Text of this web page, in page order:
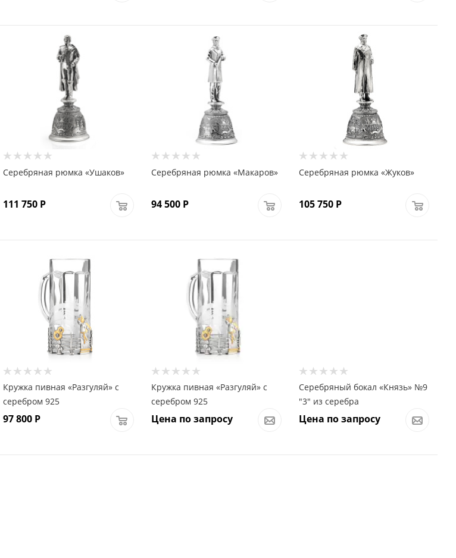
Серебряная рюмка «Ушаков»
111 750 Р
Серебряная рюмка «Макаров»
94 500Р
Серебряная рюмка «Жуков»
105 750Р
Кружка пивная «Разгуляй» с
серебром 925
97 800 Р
Кружка пивная «Разгуляй» с
серебром 925
Цена по запросу
Серебряный бокал «Князь» №9
"3" из серебра
Цена по запросу